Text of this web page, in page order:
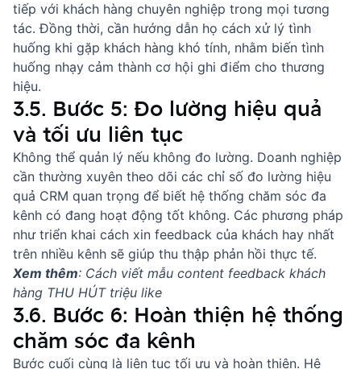
tiếp với khách hàng chuyên nghiệp trong mọi tương
tác. Đồng thời, cần hướng dẫn họ cách xử lý tình
huống khi gặp khách hàng khó tính, nhằm biến tình
huống nhạy cảm thành cơ hội ghi điểm cho thương
hiệu.
3.5. Bước 5: Đo lường hiệu quả
và tối ưu liên tục
Không thể quản lý nếu không đo lường. Doanh nghiệp
cần thường xuyên theo dõi các chỉ số đo lường hiệu
quả CRM quan trọng để biết hệ thống chăm sóc đa
kênh có đang hoạt động tốt không. Các phương pháp
như triển khai cách xin feedback của khách hay nhất
trên nhiều kênh sẽ giúp thu thập phản hồi thực tế.
Xem thêm: Cách viết mẫu content feedback khách
hàng THU HÚT triệu like
3.6. Bước 6: Hoàn thiện hệ thống
chăm sóc đa kênh
Bước cuối cùng là liên tục tối ưu và hoàn thiện. Hệ